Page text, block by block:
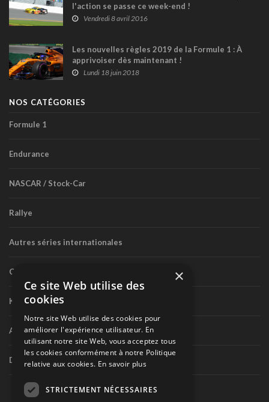
l'action se passe ce week-end !
Vendredi 8 avril 2016
Les nouvelles règles 2019 de la Formule 1 : À
apprivoiser dès maintenant !
Lundi 18 juin 2018
NOS CATÉGORIES
Formule 1
Endurance
NASCAR / Stock-Car
Rallye
Autres séries internationales
Circuit routier canadien
Karting
Autres séries nationales
Divers
×
Ce site Web utilise des
cookies
Notre site Web utilise des cookies pour
améliorer l'expérience utilisateur. En
utilisant notre site Web, vous acceptez tous
les cookies conformément à notre Politique
relative aux cookies. En savoir plus
STRICTEMENT NÉCESSAIRES